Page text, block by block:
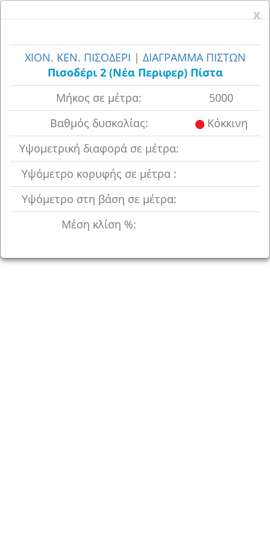
xx
ΧΙΟΝ. ΚΕΝ. ΠΙΣΟΔΕΡΙ | ΔΙΑΓΡΑΜΜΑ ΠΙΣΤΩΝ
Πισοδέρι 2 (Νέα Περιφερ) Πίστα
Μήκος σε μέτρα:
5000
Βαθμός δυσκολίας:
Κόκκινη
Υψoμετρική διαφορά σε μέτρα:
Υψόμετρο κορυφής σε μέτρα :
Υψόμετρο στη βάση σε μέτρα:
Μέση κλίση %: